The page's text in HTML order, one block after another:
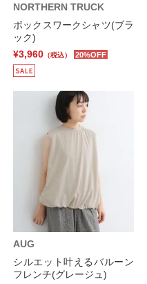
NORTHERN TRUCK
ボックスワークシャツ(ブラ
ック)
¥3,960 （税込） 20%OFF
AUG
シルエット叶えるバルーン
フレンチ(グレージュ)